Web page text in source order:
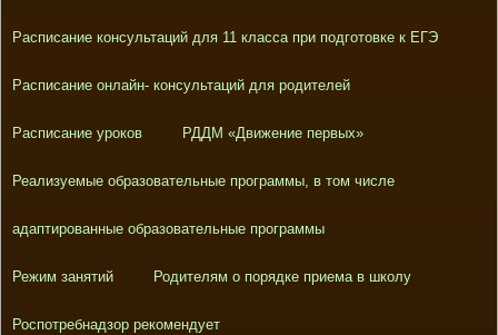
Расписание консультаций для 11 класса при подготовке к ЕГЭ
Расписание онлайн- консультаций для родителей
Расписание уроков РДДМ «Движение первых»
Реализуемые образовательные программы, в том числе
адаптированные образовательные программы
Режим занятий Родителям о порядке приема в школу
Роспотребнадзор рекомендует